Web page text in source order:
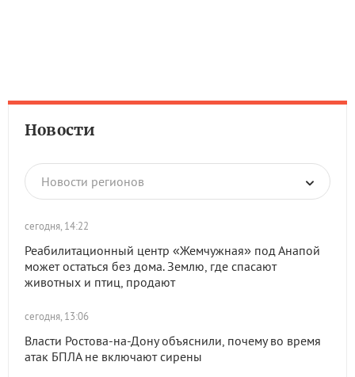
Новости
Новости регионов
сегодня, 14:22
Реабилитационный центр «Жемчужная» под Анапой
может остаться без дома. Землю, где спасают
животных и птиц, продают
сегодня, 13:06
Власти Ростова-на-Дону объяснили, почему во время
атак БПЛА не включают сирены